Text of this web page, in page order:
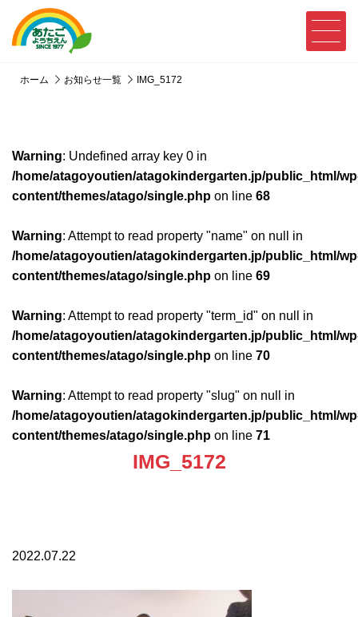
ホーム お知らせ一覧 IMG_5172
Warning: Undefined array key 0 in
/home/atagoyoutien/atagokindergarten.jp/public_html/
content/themes/atago/single.php on line 68
Warning: Attempt to read property "name" on null in
/home/atagoyoutien/atagokindergarten.jp/public_html/
content/themes/atago/single.php on line 69
Warning: Attempt to read property "term_id" on null in
/home/atagoyoutien/atagokindergarten.jp/public_html/
content/themes/atago/single.php on line 70
Warning: Attempt to read property "slug" on null in
/home/atagoyoutien/atagokindergarten.jp/public_html/
content/themes/atago/single.php on line 71
IMG_5172
2022.07.22